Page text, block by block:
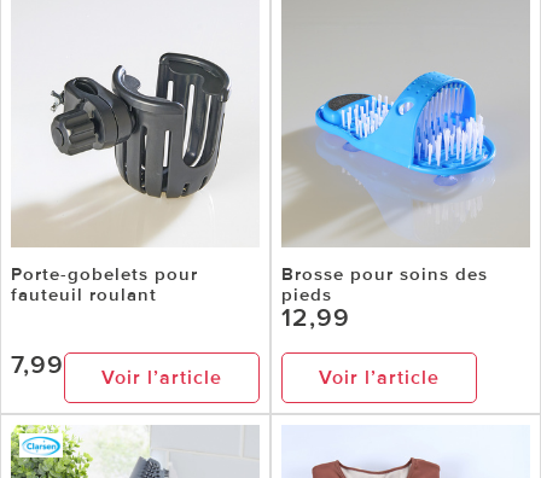
Porte-gobelets pour
fauteuil roulant
7,99 Voir l’article
Brosse pour soins des
pieds
12,99
Voir l’article